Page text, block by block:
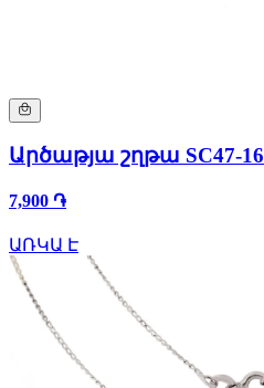
Արծաթյա շղթա SC47-16
7,900 ֏
ԱՌԿԱ Է